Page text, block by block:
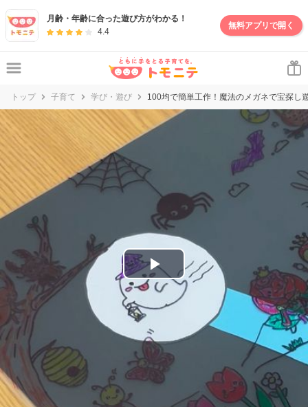
月齢・年齢に合った遊び方がわかる！
4.4
無料アプリで開く
トップ 子育て 学び・遊び 100均で簡単工作！魔法のメガネで宝探し
P
l
a
y